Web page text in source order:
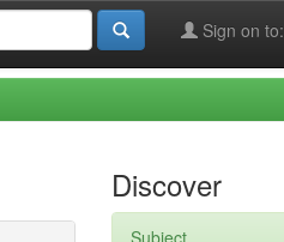
Sign on to:
Discover
Subject